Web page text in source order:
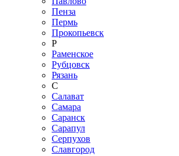
Пенза
Пермь
Прокопьевск
Р
Раменское
Рубцовск
Рязань
С
Салават
Самара
Саранск
Сарапул
Серпухов
Славгород